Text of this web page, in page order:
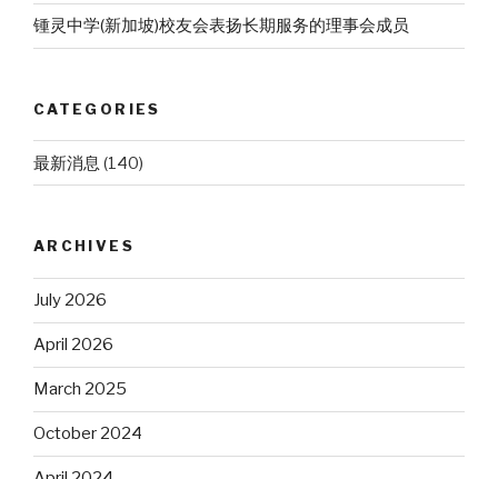
锺灵中学(新加坡)校友会表扬长期服务的理事会成员
CATEGORIES
最新消息 (140)
ARCHIVES
July 2026
April 2026
March 2025
October 2024